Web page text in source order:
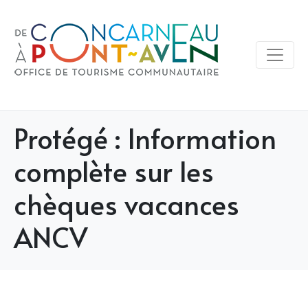
Protégé : Information
complète sur les
chèques vacances
ANCV